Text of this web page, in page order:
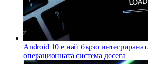
Android 10 е най-бързо
операционната система досега